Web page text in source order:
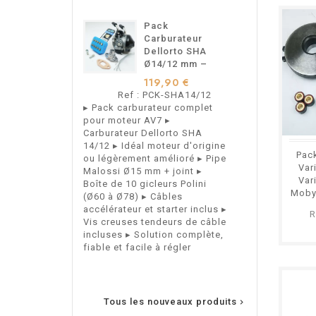
Pack
Carburateur
Dellorto SHA
Ø14/12 mm –
Pour
Motobécane
Motoconfort –
AV7
119,90 €
Ref : PCK-SHA14/12
▸ Pack carburateur complet
pour moteur AV7 ▸
Carburateur Dellorto SHA
14/12 ▸ Idéal moteur d'origine
ou légèrement amélioré ▸ Pipe
Malossi Ø15 mm + joint ▸
Boîte de 10 gicleurs Polini
(Ø60 à Ø78) ▸ Câbles
accélérateur et starter inclus ▸
Vis creuses tendeurs de câble
incluses ▸ Solution complète,
fiable et facile à régler
Ref
Support de
Arrière Type
Mobylettes
Tous les nouveaux produits 